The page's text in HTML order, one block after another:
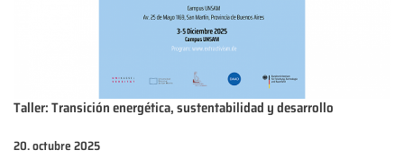
Taller: Transición energética, sustentabilidad y desarrollo
20. octubre 2025